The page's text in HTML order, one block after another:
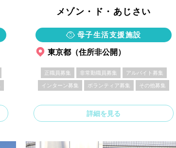
メゾン・ド・あじさい
母子生活支援施設
東京都（住所非公開）
正職員募集 非常勤職員募集 アルバイト募集
インターン募集 ボランティア募集 その他募集
詳細を見る